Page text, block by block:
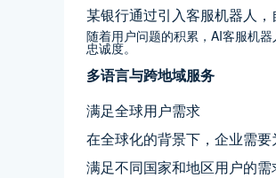
某银行通过引入客服机器人，
随着用户问题的积累，AI客服机
忠诚度。
多语言与跨地域服务
满足全球用户需求
在全球化的背景下，企业需
满足不同国家和地区用户的需